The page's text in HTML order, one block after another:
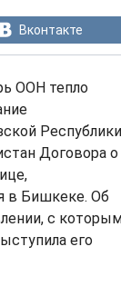
Вконтакте
ООН тепло
Республики
Договора о
в Бишкеке. Об
с
его